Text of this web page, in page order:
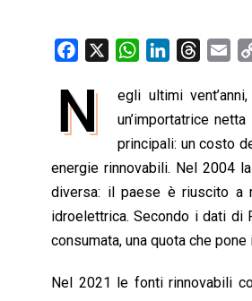
e
o
o
k
W
a
t
s
A
p
p
n
k
e
d
I
n
r
e
a
d
s
a
i
l
N
egli ultimi
un’importatrice
principali: un costo
energie rinnovabili. Nel 2004
diversa: il paese è riuscito a
idroelettrica. Secondo i dati di
consumata, una quota che
Nel 2021 le fonti rinnovabili